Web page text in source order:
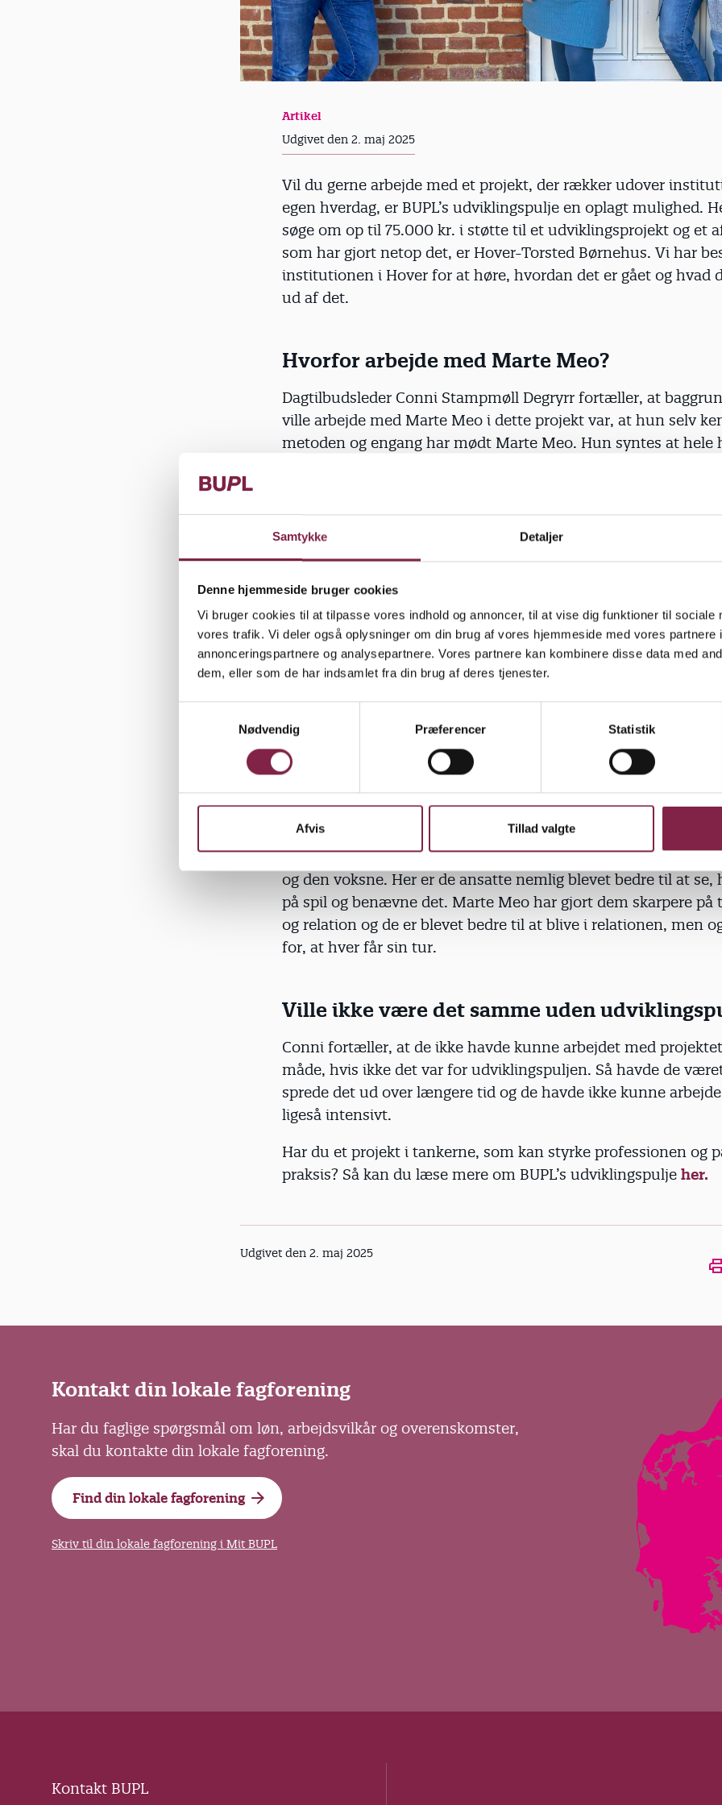
Samtykke Detaljer
Denne hjemmeside bruger cookies
Vi bruger cookies til at tilpasse vores indhold og annoncer, til at vise dig funktioner til sociale
vores trafik. Vi deler også oplysninger om din brug af vores hjemmeside med vores partnere
annonceringspartnere og analysepartnere. Vores partnere kan kombinere disse data med
dem, eller som de har indsamlet fra din brug af deres tjenester.
v
Nødvendig Præferencer Statistik
Afvis Tillad valgte
Artikel
Udgivet den 2. maj 2025
Vil du gerne arbejde med et projekt, der rækker udover
egen hverdag, er BUPL’s udviklingspulje en oplagt mulighed.
søge om op til 75.000 kr. i støtte til et udviklingsprojekt og et
som har gjort netop det, er Hover-Torsted Børnehus. Vi har
institutionen i Hover for at høre, hvordan det er gået og hvad
ud af det.
Hvorfor arbejde med Marte Meo?
Dagtilbudsleder Conni Stampmøll Degryrr fortæller, at
ville arbejde med Marte Meo i dette projekt var, at hun selv
metoden og engang har mødt Marte Meo. Hun syntes at hele
oplevede i institutionen.
Da vi spørger ind til, hvordan projektet er blevet taget imod er
positivt. De ansatte påpeger bl.a. at det har givet en ny måde
udfordringer på og et fælles sprog.
Projektet har styrket fagligheden i institutionen, fortæller
Meo er et støtteværktøj til pædagogikken, der har betydet, at
er blevet bedre til at se, hvad der virker.
Det er ikke kun personalet, som har fået gavn af projektet,
børnene. Et sted hvor det kommer til udtryk er i relationen
og den voksne. Her er de ansatte nemlig blevet bedre til at se,
på spil og benævne det. Marte Meo har gjort dem skarpere
og relation og de er blevet bedre til at blive i relationen, men
for, at hver får sin tur.
Ville ikke være det samme uden
Conni fortæller, at de ikke havde kunne arbejdet med
måde, hvis ikke det var for udviklingspuljen. Så havde de
sprede det ud over længere tid og de havde ikke kunne
ligeså intensivt.
Har du et projekt i tankerne, som kan styrke professionen og
praksis? Så kan du læse mere om BUPL’s udviklingspulje her.
Udgivet den 2. maj 2025
Kontakt din lokale fagforening
Har du faglige spørgsmål om løn, arbejdsvilkår og overenskomster,
skal du kontakte din lokale fagforening.
Find din lokale fagforening
Skriv til din lokale fagforening i Mit BUPL
Kontakt BUPL